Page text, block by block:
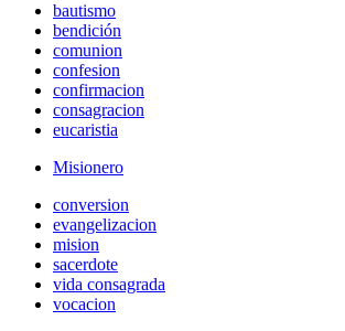
bautismo
bendición
comunion
confesion
confirmacion
consagracion
eucaristia
Misionero
conversion
evangelizacion
mision
sacerdote
vida consagrada
vocacion